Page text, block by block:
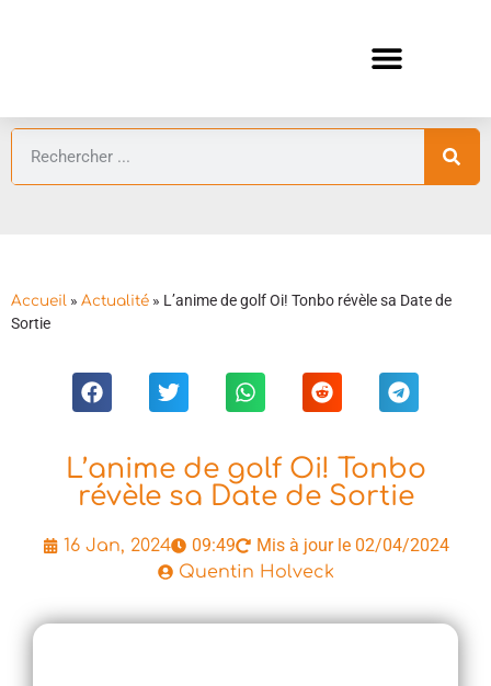
Accueil » Actualité » L’anime de golf Oi! Tonbo révèle sa Date de
Sortie
L’anime de golf Oi! Tonbo
révèle sa Date de Sortie
16 Jan, 2024 09:49 Mis à jour le 02/04/2024
Quentin Holveck